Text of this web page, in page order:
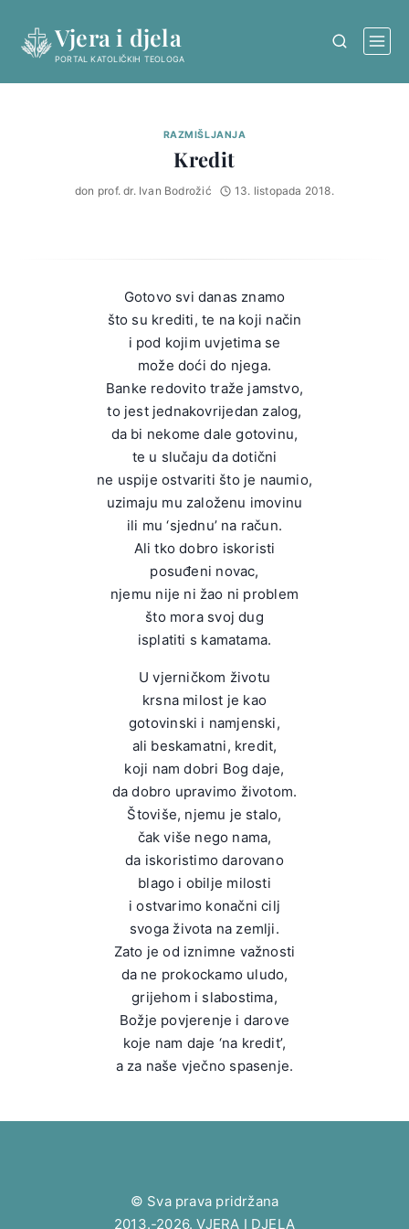
content
Vjera i djela
PORTAL KATOLIČKIH TEOLOGA
RAZMIŠLJANJA
Kredit
don prof. dr. Ivan Bodrožić 13. listopada 2018.
Gotovo svi danas znamo
što su krediti, te na koji način
i pod kojim uvjetima se
može doći do njega.
Banke redovito traže jamstvo,
to jest jednakovrijedan zalog,
da bi nekome dale gotovinu,
te u slučaju da dotični
ne uspije ostvariti što je naumio,
uzimaju mu založenu imovinu
ili mu ‘sjednu’ na račun.
Ali tko dobro iskoristi
posuđeni novac,
njemu nije ni žao ni problem
što mora svoj dug
isplatiti s kamatama.
U vjerničkom životu
krsna milost je kao
gotovinski i namjenski,
ali beskamatni, kredit,
koji nam dobri Bog daje,
da dobro upravimo životom.
Štoviše, njemu je stalo,
čak više nego nama,
da iskoristimo darovano
blago i obilje milosti
i ostvarimo konačni cilj
svoga života na zemlji.
Zato je od iznimne važnosti
da ne prokockamo uludo,
grijehom i slabostima,
Božje povjerenje i darove
koje nam daje ‘na kredit’,
a za naše vječno spasenje.
© Sva prava pridržana
2013.-2026. VJERA I DJELA